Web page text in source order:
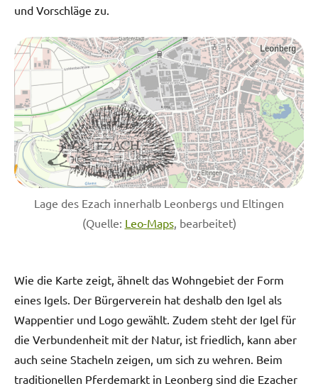
und Vorschläge zu.
Lage des Ezach innerhalb Leonbergs und Eltingen
(Quelle: Leo-Maps, bearbeitet)
Wie die Karte zeigt, ähnelt das Wohngebiet der Form
eines Igels. Der Bürgerverein hat deshalb den Igel als
Wappentier und Logo gewählt. Zudem steht der Igel für
die Verbundenheit mit der Natur, ist friedlich, kann aber
auch seine Stacheln zeigen, um sich zu wehren. Beim
traditionellen Pferdemarkt in Leonberg sind die Ezacher